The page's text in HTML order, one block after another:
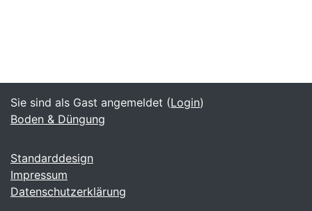
Sie sind als Gast angemeldet (Login)
Boden & Düngung
Standarddesign
Impressum
Datenschutzerklärung